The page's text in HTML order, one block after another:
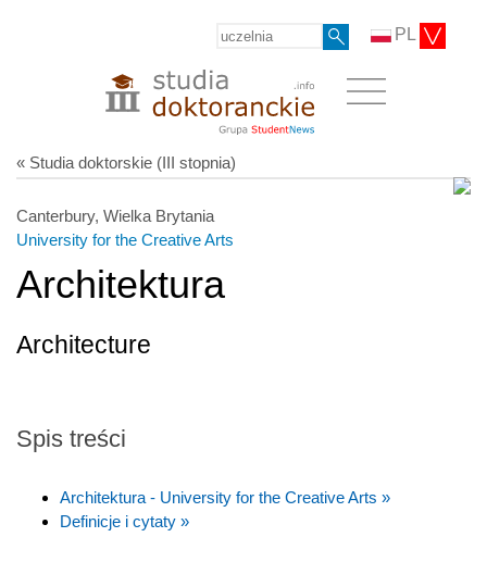
PL
« Studia doktorskie (III stopnia)
Canterbury, Wielka Brytania
University for the Creative Arts
Architektura
Architecture
Spis treści
Architektura - University for the Creative Arts »
Definicje i cytaty »